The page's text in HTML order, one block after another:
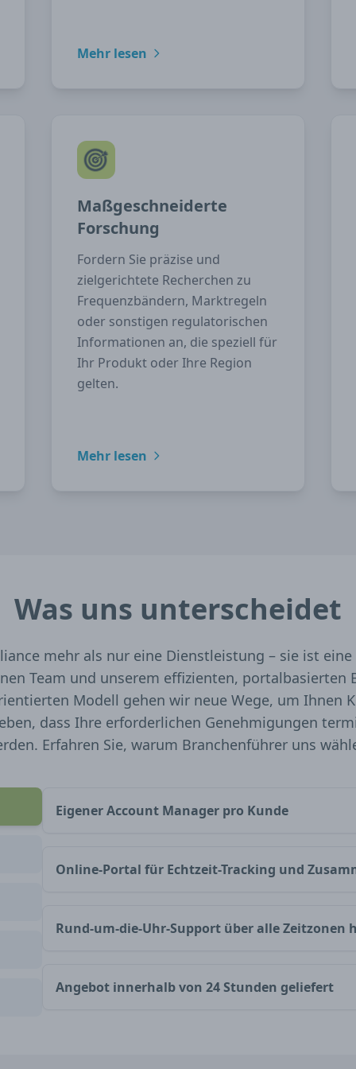
Mehr lesen
Maßgeschneiderte
Forschung
Fordern Sie präzise und
zielgerichtete Recherchen zu
Frequenzbändern, Marktregeln
oder sonstigen regulatorischen
Informationen an, die speziell für
Ihr Produkt oder Ihre Region
gelten.
Mehr lesen
Was uns unterscheidet
mehr als nur eine Dienstleistung – sie ist
Team und unserem effizienten, portalbasierten
Modell gehen wir neue Wege, um Ihnen
dass Ihre erforderlichen Genehmigungen
Erfahren Sie, warum Branchenführer uns
Eigener Account Manager pro Kunde
Online-Portal für Echtzeit-Tracking und
Rund-um-die-Uhr-Support über alle Zeitzonen
Angebot innerhalb von 24 Stunden geliefert